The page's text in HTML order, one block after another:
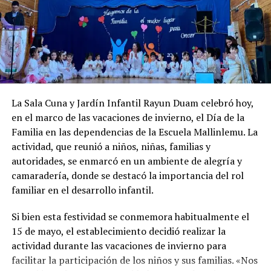
visto importantes incrementos de recursos en los
últimos años. En ese caso, se reporta una asignación de
$2.025.103.222 durante el actual periodo, lo que
representa un alza del 219% respecto al gobierno
anterior.Puerto Montt,por su parte, habría recibido un
subrayan inversiones emblemáticas en la región, como
la construcción de nuevos edificios consistoriales en
Chaitén y Dalcahue, ambos financiados en un 60% por
la Subdere, con más de 5.900 millones de pesos y 4.400
millones de pesos, respectivamente.
La minuta afirma que estos avances reflejan una apuesta
a las comunas con mayores necesidades, aunque en la
práctica, los alcaldes coinciden en que el actual
escenario genera incertidumbre y podría traducirse en
la paralización de iniciativas prioritarias para el
aplicación de sanciones correspondientes al guardia
involucrado.
preplica panerai watches
Este nuevo caso pone en evidencia la necesidad de
generar políticas públicas más inclusivas y respetuosas
de los derechos humanos, especialmente hacia los
La Sala Cuna y Jardín Infantil Rayun Duam celebró hoy,
en el marco de las vacaciones de invierno, el Día de la
Familia en las dependencias de la Escuela Mallinlemu. La
actividad, que reunió a niños, niñas, familias y
autoridades, se enmarcó en un ambiente de alegría y
camaradería, donde se destacó la importancia del rol
familiar en el desarrollo infantil.
Si bien esta festividad se conmemora habitualmente el
15 de mayo, el establecimiento decidió realizar la
actividad durante las vacaciones de invierno para
facilitar la participación de los niños y sus familias. «Nos